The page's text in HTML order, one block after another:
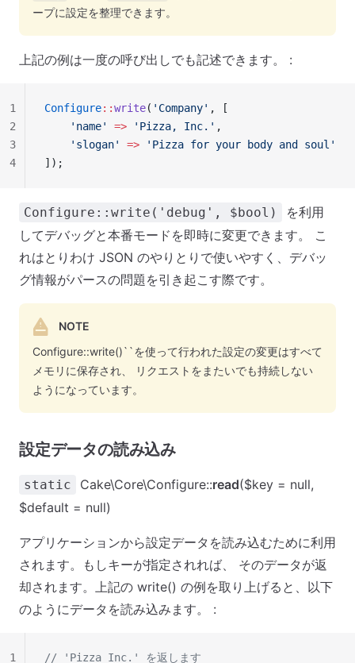
ープに設定を整理できます。
上記の例は一度の呼び出しでも記述できます。 :
Configure::write( 'Company' , [
    'name'
=> 'Pizza, Inc.' ,
    'slogan'
=> 'Pizza for your body and soul'
]);
1
2
3
4
Configure::write('debug', $bool)
を利用
してデバッグと本番モードを即時に変更できます。 こ
れはとりわけ JSON のやりとりで使いやすく、デバッ
グ情報がパースの問題を引き起こす際です。
NOTE
Configure::write()``を使って行われた設定の変更はすべて
メモリに保存され、 リクエストをまたいでも持続しない
ようになっています。
設定データの読み込み
static Cake\Core\Configure::read($key = null,
$default = null)
アプリケーションから設定データを読み込むために利用
されます。もしキーが指定されれば、 そのデータが返
却されます。上記の write() の例を取り上げると、以下
のようにデータを読み込みます。 :
// 'Pizza Inc.' を返します
1